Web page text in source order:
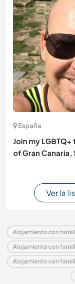
España
Join my
of Gran Canaria,
Ver la